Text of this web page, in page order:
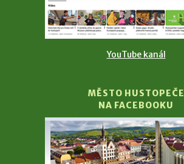
YouTube kanál
MĚSTO HUSTOPEČE
NA FACEBOOKU